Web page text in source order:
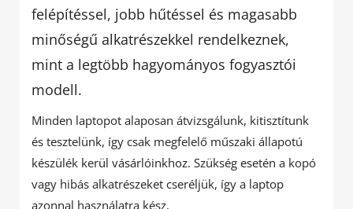
felépítéssel, jobb hűtéssel és magasabb
minőségű alkatrészekkel rendelkeznek,
mint a legtöbb hagyományos fogyasztói
modell.
Minden laptopot alaposan átvizsgálunk, kitisztítunk
és tesztelünk, így csak megfelelő műszaki állapotú
készülék kerül vásárlóinkhoz. Szükség esetén a kopó
vagy hibás alkatrészeket cseréljük, így a laptop
azonnal használatra kész.